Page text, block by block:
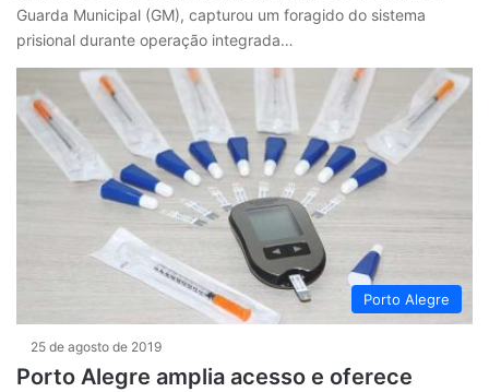
Guarda Municipal (GM), capturou um foragido do sistema
prisional durante operação integrada…
Porto Alegre
25 de agosto de 2019
Porto Alegre amplia acesso e oferece